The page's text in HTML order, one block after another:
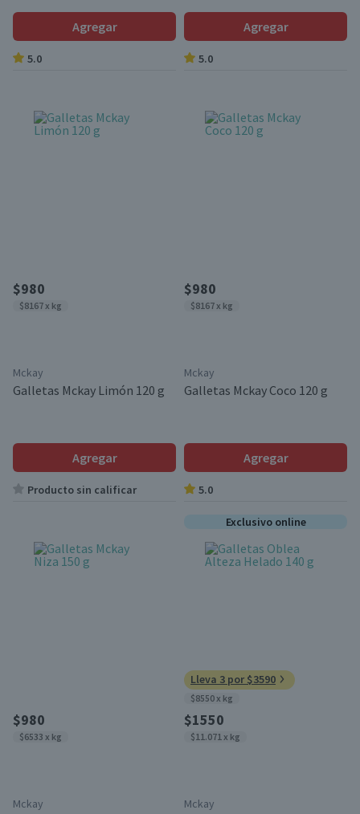
Agregar
5.0
Agregar
5.0
$980
$8167 x kg
Mckay
Galletas Mckay Limón 120 g
Agregar
Producto sin calificar
$980
$8167 x kg
Mckay
Galletas Mckay Coco 120 g
Agregar
5.0
$980
$6533 x kg
Mckay
Exclusivo online
Lleva 3 por $3590
$8550 x kg
$1550
$11.071 x kg
Mckay